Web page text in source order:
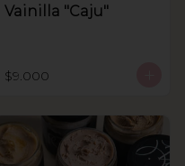
Vainilla "Caju"
$9.000